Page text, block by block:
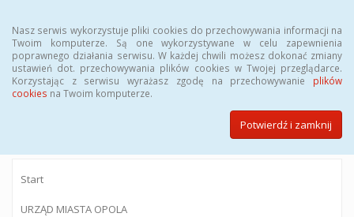
Nasz serwis wykorzystuje pliki cookies do przechowywania informacji na
Twoim komputerze. Są one wykorzystywane w celu zapewnienia
poprawnego działania serwisu. W każdej chwili możesz dokonać zmiany
ustawień dot. przechowywania plików cookies w Twojej przeglądarce.
Korzystając z serwisu wyrażasz zgodę na przechowywanie plików
cookies na Twoim komputerze.
Potwierdź i zamknij
BIULETYN INFORMACJI PUBLICZNEJ
Urzędu Miasta Opola
Start
URZĄD MIASTA OPOLA